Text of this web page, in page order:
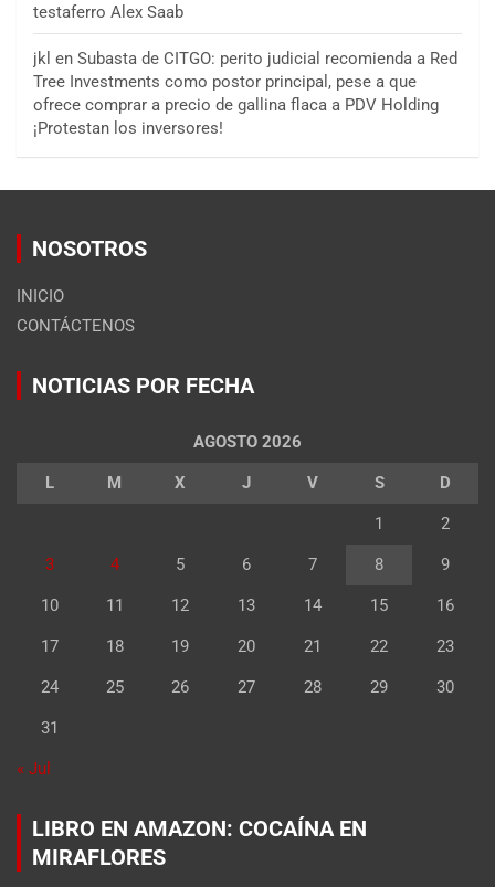
testaferro Alex Saab
jkl en Subasta de CITGO: perito judicial recomienda a Red
Tree Investments como postor principal, pese a que
ofrece comprar a precio de gallina flaca a PDV Holding
¡Protestan los inversores!
NOSOTROS
INICIO
CONTÁCTENOS
NOTICIAS POR FECHA
AGOSTO 2026
L M X J V S D
1 2
3 4 5 6 7 8 9
10 11 12 13 14 15 16
17 18 19 20 21 22 23
24 25 26 27 28 29 30
31
« Jul
LIBRO EN AMAZON: COCAÍNA EN
MIRAFLORES